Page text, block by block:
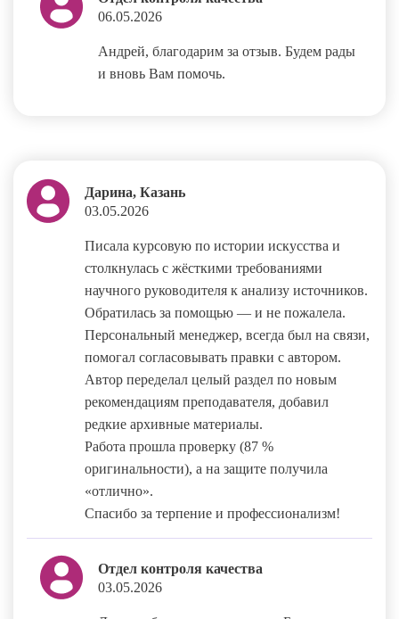
06.05.2026
Андрей, благодарим за отзыв. Будем рады
и вновь Вам помочь.
Дарина, Казань
03.05.2026
Писала курсовую по истории искусства и
столкнулась с жёсткими требованиями
научного руководителя к анализу источников.
Обратилась за помощью — и не пожалела.
Персональный менеджер, всегда был на связи,
помогал согласовывать правки с автором.
Автор переделал целый раздел по новым
рекомендациям преподавателя, добавил
редкие архивные материалы.
Работа прошла проверку (87 %
оригинальности), а на защите получила
«отлично».
Спасибо за терпение и профессионализм!
Отдел контроля качества
03.05.2026